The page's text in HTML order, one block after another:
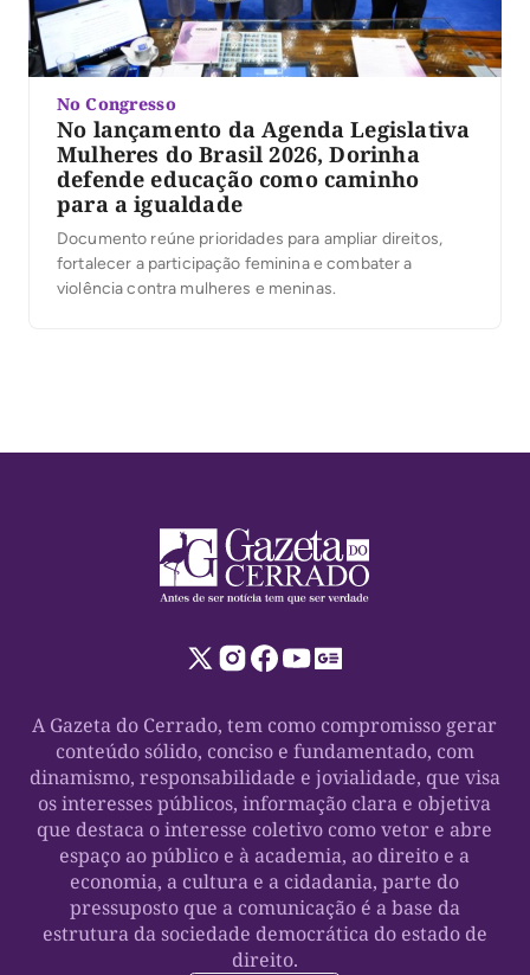
No Congresso
No lançamento da Agenda Legislativa
Mulheres do Brasil 2026, Dorinha
defende educação como caminho
para a igualdade
Documento reúne prioridades para ampliar direitos,
fortalecer a participação feminina e combater a
violência contra mulheres e meninas.
A Gazeta do Cerrado, tem como compromisso gerar
conteúdo sólido, conciso e fundamentado, com
dinamismo, responsabilidade e jovialidade, que visa
os interesses públicos, informação clara e objetiva
que destaca o interesse coletivo como vetor e abre
espaço ao público e à academia, ao direito e a
economia, a cultura e a cidadania, parte do
pressuposto que a comunicação é a base da
estrutura da sociedade democrática do estado de
direito.